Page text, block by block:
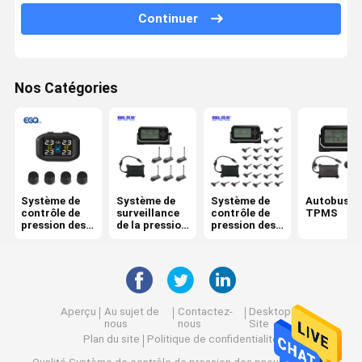
Système de contrôle de 6 pressions des pneus
moto TPMS
Vélo TPMS
Système de contrôle solaire de pression des pneus
Système de contrôle de pression des pneus de rv
Solutions de TPMS
Continuer
Nos Catégories
Système de
contrôle de
pression des
Système de
surveillance
de la pression
Système de
contrôle de
pression des
Autobus
TPMS
Aperçu
Au sujet de
nous
Contactez-
nous
Desktop
Site
Plan du site
Politique de confidentialité